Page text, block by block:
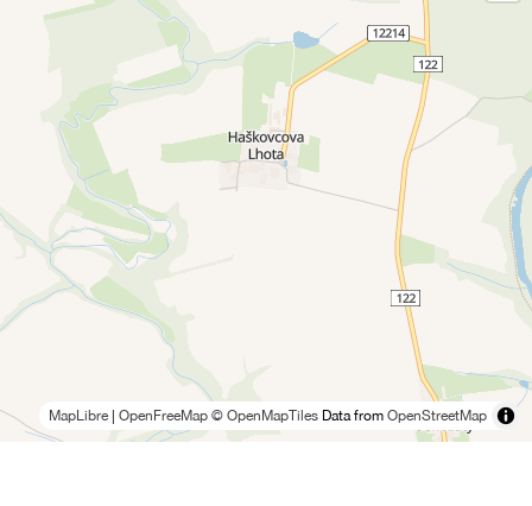
MapLibre OpenFreeMap © OpenMapTiles Data from OpenStreetMap